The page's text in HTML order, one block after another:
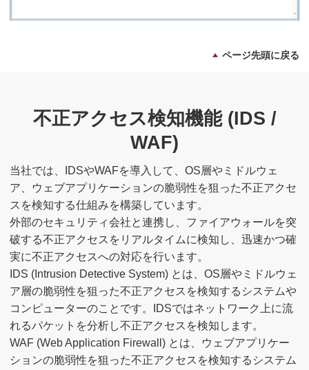
ページ先頭に戻る
不正アクセス検知機能 (IDS /
WAF)
当社では、IDSやWAFを導入して、OS層やミドルウェ
ア、ウェブアプリケーションの脆弱性を狙った不正アクセ
スを検知する仕組みを構築しています。
外部のセキュリティ会社と連携し、ファイアウォールを突
破する不正アクセスをリアルタイムに検知し、迅速かつ確
実に不正アクセスへの対応を行います。
IDS (Intrusion Detective System) とは、OS層やミドルウェ
ア層の脆弱性を狙った不正アクセスを検知するシステムや
コンピューターのことです。IDSではネットワーク上に流
れるパケットを分析し不正アクセスを検知します。
WAF (Web Application Firewall) とは、ウェブアプリケー
ションの脆弱性を狙った不正アクセスを検知するシステム